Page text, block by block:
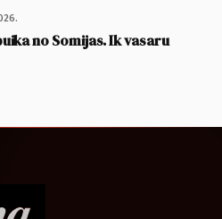
no Somijas. Ik vasaru